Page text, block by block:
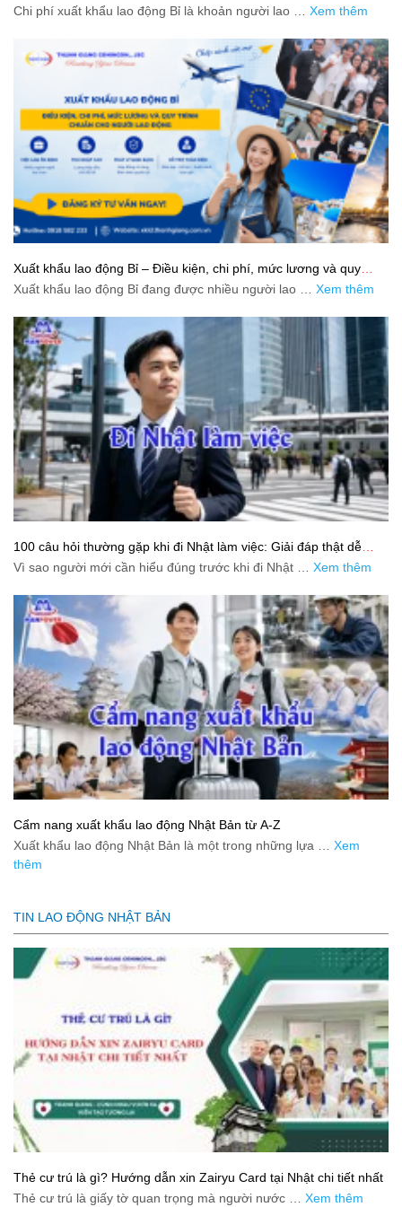
Chi phí xuất khẩu lao động Bỉ là khoản người lao … Xem thêm
Xuất khẩu lao động Bỉ – Điều kiện, chi phí, mức lương và quy
trình chuẩn cho người lao động
Xuất khẩu lao động Bỉ đang được nhiều người lao … Xem thêm
100 câu hỏi thường gặp khi đi Nhật làm việc: Giải đáp thật dễ
hiểu cho người mới bắt đầu
Vì sao người mới cần hiểu đúng trước khi đi Nhật … Xem thêm
Cẩm nang xuất khẩu lao động Nhật Bản từ A-Z
Xuất khẩu lao động Nhật Bản là một trong những lựa … Xem
thêm
TIN LAO ĐỘNG NHẬT BẢN
Thẻ cư trú là gì? Hướng dẫn xin Zairyu Card tại Nhật chi tiết nhất
Thẻ cư trú là giấy tờ quan trọng mà người nước … Xem thêm